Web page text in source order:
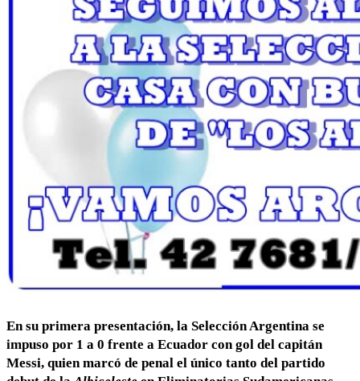
En su primera presentación, la Selección Argentina se
impuso por 1 a 0 frente a Ecuador con gol del capitán
Messi, quien marcó de penal el único tanto del partido